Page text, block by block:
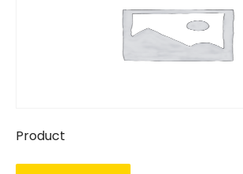
Product